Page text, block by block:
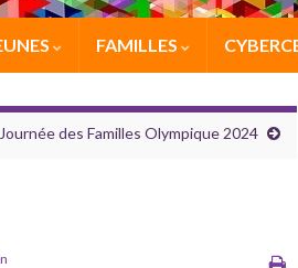
FAMILLES
Journée des Familles Olympique 2024